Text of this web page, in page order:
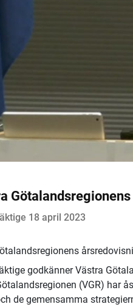
18 april 2023
godkänner Västra
(VGR) har
de gemensamma